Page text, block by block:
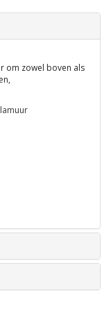
om zowel boven als